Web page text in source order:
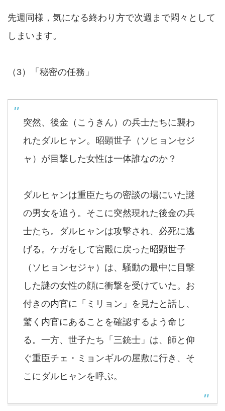
先週同様，気になる終わり方で次週まで悶々として
しまいます。
（3）「秘密の任務」
突然、後金（こうきん）の兵士たちに襲わ
れたダルヒャン。昭顕世子（ソヒョンセジ
ャ）が目撃した女性は一体誰なのか？
ダルヒャンは重臣たちの密談の場にいた謎
の男女を追う。そこに突然現れた後金の兵
士たち。ダルヒャンは攻撃され、必死に逃
げる。ケガをして宮殿に戻った昭顕世子
（ソヒョンセジャ）は、騒動の最中に目撃
した謎の女性の顔に衝撃を受けていた。お
付きの内官に「ミリョン」を見たと話し、
驚く内官にあることを確認するよう命じ
る。一方、世子たち「三銃士」は、師と仰
ぐ重臣チェ・ミョンギルの屋敷に行き、そ
こにダルヒャンを呼ぶ。